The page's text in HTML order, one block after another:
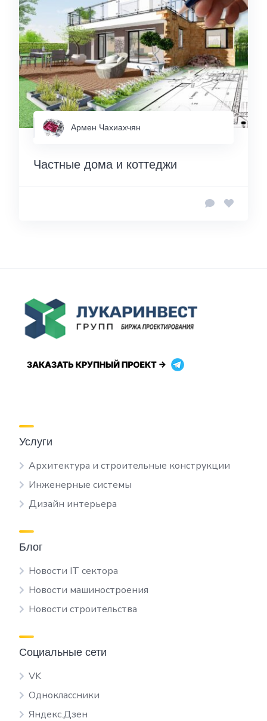
Армен Чахиахчян
Частные дома и коттеджи
Услуги
Архитектура и строительные конструкции
Инженерные системы
Дизайн интерьера
Блог
Новости IT сектора
Новости машиностроения
Новости строительства
Социальные сети
VK
Одноклассники
Яндекс.Дзен